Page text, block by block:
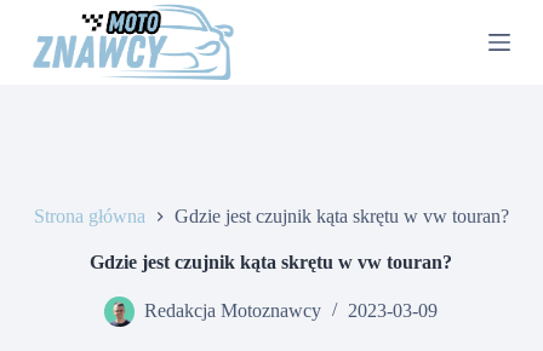
Strona główna Gdzie jest czujnik kąta skrętu w vw touran?
Gdzie jest czujnik kąta skrętu w vw touran?
Redakcja Motoznawcy 2023-03-09